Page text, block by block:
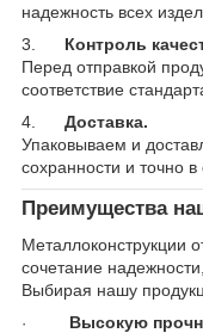
надежность всех
3.
Контроль
Перед отправкой
соответствие
4.
Доставка.
Упаковываем и
сохранности и точно в
Преимущества
Металлоконструкции
сочетание
Выбирая нашу
·
Высокую